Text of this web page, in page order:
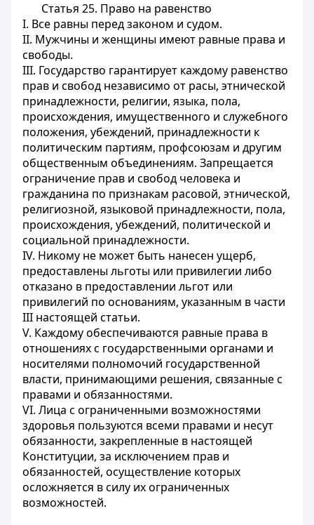
Статья 25. Право на равенство
I. Все равны перед законом и судом.
II. Мужчины и женщины имеют равные права и
свободы.
III. Государство гарантирует каждому равенство
прав и свобод независимо от расы, этнической
принадлежности, религии, языка, пола,
происхождения, имущественного и служебного
положения, убеждений, принадлежности к
политическим партиям, профсоюзам и другим
общественным объединениям. Запрещается
ограничение прав и свобод человека и
гражданина по признакам расовой, этнической,
религиозной, языковой принадлежности, пола,
происхождения, убеждений, политической и
социальной принадлежности.
IV. Никому не может быть нанесен ущерб,
предоставлены льготы или привилегии либо
отказано в предоставлении льгот или
привилегий по основаниям, указанным в части
III настоящей статьи.
V. Каждому обеспечиваются равные права в
отношениях с государственными органами и
носителями полномочий государственной
власти, принимающими решения, связанные с
правами и обязанностями.
VI. Лица с ограниченными возможностями
здоровья пользуются всеми правами и несут
обязанности, закрепленные в настоящей
Конституции, за исключением прав и
обязанностей, осуществление которых
осложняется в силу их ограниченных
возможностей.